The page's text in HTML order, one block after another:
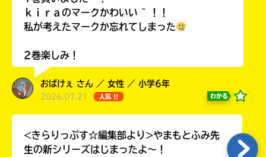
ｋｉｒａのマークかわいい ~ ！！
私が考えたマークか忘れてしまった
2巻楽しみ！
おばけぇ さん ／ 女性 ／ 小学6年
2026.07.21 人気 !! わかる
<きらりっぷす☆編集部より>やまもとふみ先
生の新シリーズはじまったよ～！